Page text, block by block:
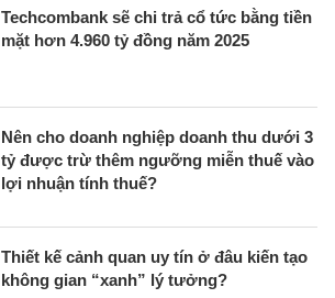
Techcombank sẽ chi trả cổ tức bằng tiền
mặt hơn 4.960 tỷ đồng năm 2025
Nên cho doanh nghiệp doanh thu dưới 3
tỷ được trừ thêm ngưỡng miễn thuế vào
lợi nhuận tính thuế?
Thiết kế cảnh quan uy tín ở đâu kiến tạo
không gian “xanh” lý tưởng?